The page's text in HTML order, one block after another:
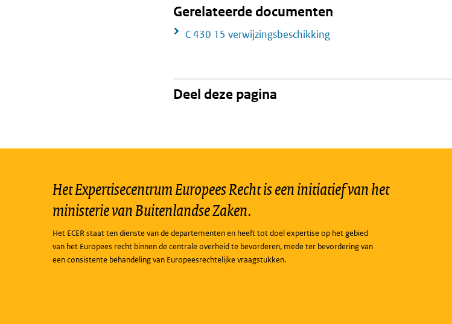
Gerelateerde documenten
C 430 15 verwijzingsbeschikking
Deel deze pagina
Het Expertisecentrum Europees Recht is een initiatief van het
ministerie van Buitenlandse Zaken.
Het ECER staat ten dienste van de departementen en heeft tot doel expertise op het gebied
van het Europees recht binnen de centrale overheid te bevorderen, mede ter bevordering van
een consistente behandeling van Europeesrechtelijke vraagstukken.